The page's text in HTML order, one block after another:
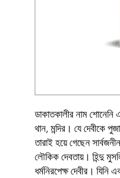
ডাকাতকালীর নাম শোনেনি
থান, মন্দির। যে দেবীকে
তারাই হয়ে গেছেন
লৌকিক দেবতায়। হিন্দু
ধর্মনিরপেক্ষ দেবীর। যিনি